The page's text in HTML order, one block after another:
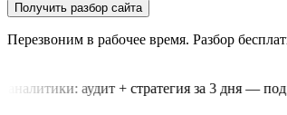
Получить разбор сайта
Перезвоним в рабочее время. Разбор
аудит + стратегия за 3 дня — под